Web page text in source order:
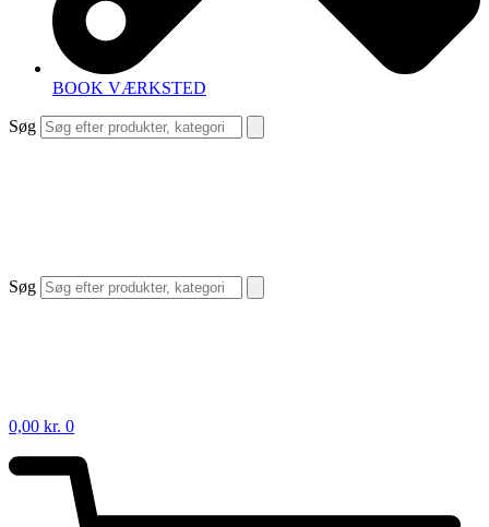
BOOK VÆRKSTED
Søg
Søg
0,00 kr. 0